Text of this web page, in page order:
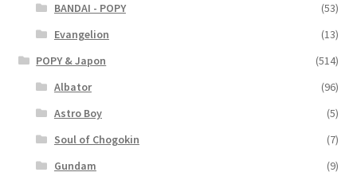
BANDAI - POPY
(53)
Evangelion
(13)
POPY & Japon
(514)
Albator
(96)
Astro Boy
(5)
Soul of Chogokin
(7)
Gundam
(9)